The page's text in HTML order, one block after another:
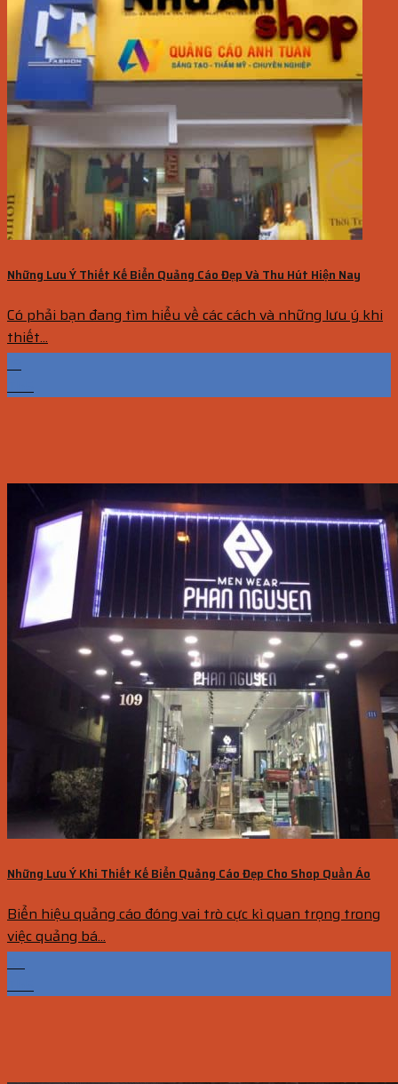
Những Lưu Ý Thiết Kế Biển Quảng Cáo Đẹp Và Thu Hút Hiện Nay
Có phải bạn đang tìm hiểu về các cách và những lưu ý khi
thiết...
19
Th5
Những Lưu Ý Khi Thiết Kế Biển Quảng Cáo Đẹp Cho Shop Quần Áo
Biển hiệu quảng cáo đóng vai trò cực kì quan trọng trong
việc quảng bá...
07
Th5